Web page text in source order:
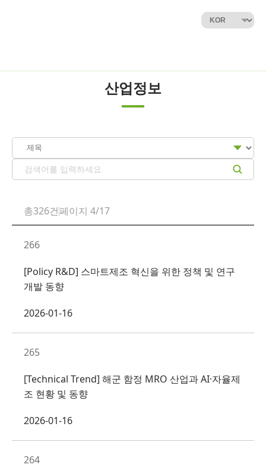
산업정보
총326건페이지 4/17
266
[Policy R&D] 스마트제조 혁신을 위한 정책 및 연구
개발 동향
2026-01-16
265
[Technical Trend] 해군 함정 MRO 산업과 AI·자율제
조 현황 및 동향
2026-01-16
264